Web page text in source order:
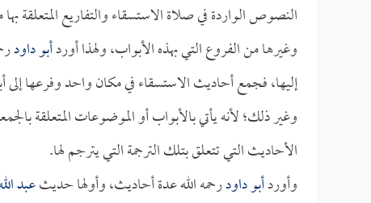
النصوص الواردة في صلاة الاستسقاء والتفاريع المتعلقة
وغيرها من الفروع التي بهذه الأبواب، ولهذا أوردأبو داود
إليها، فجمع أحاديث الاستسقاء في مكان واحد وفرعها
وغير ذلك؛ لأنه يأتي بالأبواب أو الموضوعات المتعلقة
الأحاديث التي تتعلق بتلك الترجمة التي يترجم لها.
وأوردأبو داودرحمه الله عدة أحاديث، وأولها حديثعبد